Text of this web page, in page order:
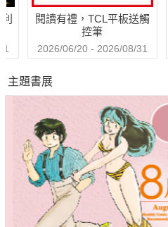
閱讀有禮，TCL平板送觸
控筆
2026/06/20 - 2026/08/31
主題書展